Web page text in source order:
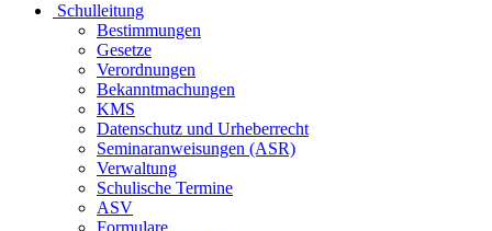
Schulleitung
Bestimmungen
Gesetze
Verordnungen
Bekanntmachungen
KMS
Datenschutz und Urheberrecht
Seminaranweisungen (ASR)
Verwaltung
Schulische Termine
ASV
Formulare